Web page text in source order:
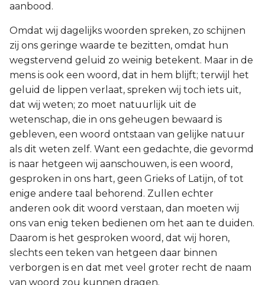
aanbood.
Omdat wij dagelijks woorden spreken, zo schijnen
zij ons geringe waarde te bezitten, omdat hun
wegstervend geluid zo weinig betekent. Maar in de
mens is ook een woord, dat in hem blijft; terwijl het
geluid de lippen verlaat, spreken wij toch iets uit,
dat wij weten; zo moet natuurlijk uit de
wetenschap, die in ons geheugen bewaard is
gebleven, een woord ontstaan van gelijke natuur
als dit weten zelf. Want een gedachte, die gevormd
is naar hetgeen wij aanschouwen, is een woord,
gesproken in ons hart, geen Grieks of Latijn, of tot
enige andere taal behorend. Zullen echter
anderen ook dit woord verstaan, dan moeten wij
ons van enig teken bedienen om het aan te duiden.
Daarom is het gesproken woord, dat wij horen,
slechts een teken van hetgeen daar binnen
verborgen is en dat met veel groter recht de naam
van woord zou kunnen dragen.